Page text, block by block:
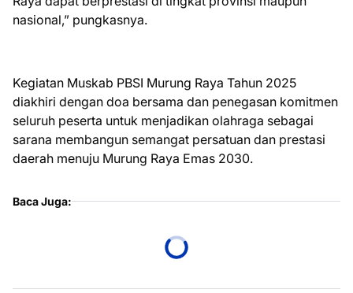
nasional,” pungkasnya.
Kegiatan Muskab PBSI Murung Raya Tahun 2025
diakhiri dengan doa bersama dan penegasan komitmen
seluruh peserta untuk menjadikan olahraga sebagai
sarana membangun semangat persatuan dan prestasi
daerah menuju Murung Raya Emas 2030.
Baca Juga: